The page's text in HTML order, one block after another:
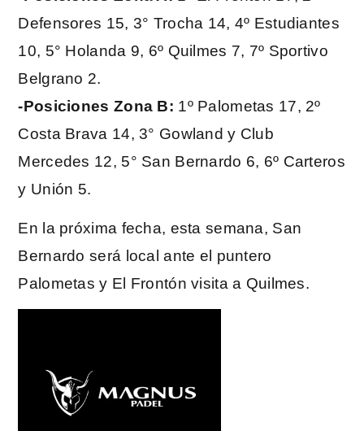
Defensores 15, 3° Trocha 14, 4º Estudiantes
10, 5° Holanda 9, 6º Quilmes 7, 7º Sportivo
Belgrano 2.
-Posiciones Zona B: 1º Palometas 17, 2º
Costa Brava 14, 3° Gowland y Club
Mercedes 12, 5° San Bernardo 6, 6º Carteros
y Unión 5.
En la próxima fecha, esta semana, San
Bernardo será local ante el puntero
Palometas y El Frontón visita a Quilmes.